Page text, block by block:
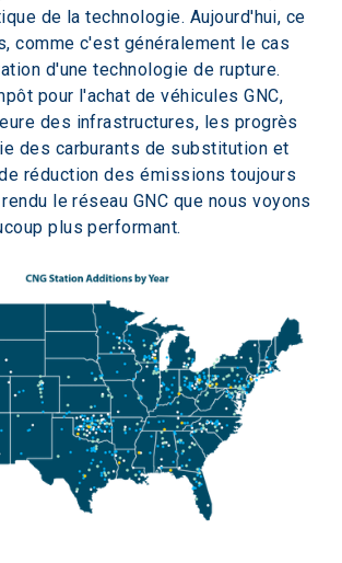
de la technologie. Aujourd'hui, ce
comme c'est généralement le cas
d'une technologie de rupture.
pour l'achat de véhicules GNC,
des infrastructures, les progrès
des carburants de substitution et
réduction des émissions toujours
le réseau GNC que nous voyons
plus performant.